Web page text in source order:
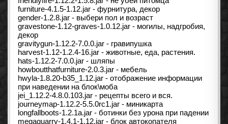
furniture-4.1.5-1.12.jar - фурнитура, декор
gender-1.2.8.jar - выбери пол и возраст
gravestone-1.12-graves-1.0.12.jar - могилы, надгробия,
декор
gravitygun-1.12.2-7.0.0.jar - гравипушка
harvest-1.12-1.2.4-16.jar - животные, еда, растения.
hats-1.12.2-7.0.0.jar - шляпы
howboutthatfurniture-2.0.3.jar - мебель
hwyla-1.8.20-b35_1.12.jar - отображение информации
при наведении на блок\моба
jei_1.12.2-4.8.0.103.jar - рецепты всего и вся.
journeymap-1.12.2-5.5.0rc1.jar - миникарта
longfallboots-1.2.1a.jar - ботинки без урона при падении
megaquarry-1.4.1-1.12.jar - блок автокопателя